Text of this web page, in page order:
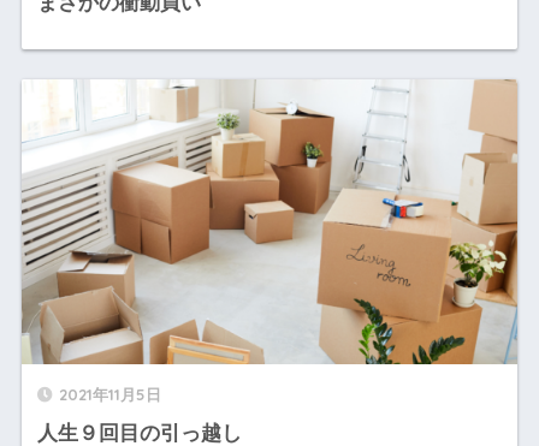
2021年11月5日
人生９回目の引っ越し